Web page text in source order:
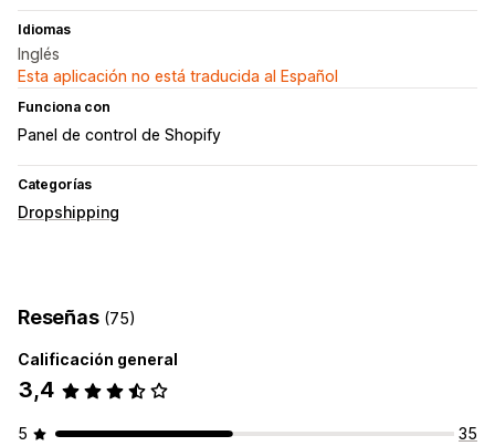
Idiomas
Inglés
Esta aplicación no está traducida al Español
Funciona con
Panel de control de Shopify
Categorías
Dropshipping
Reseñas (75)
Calificación general
3,4
5
35